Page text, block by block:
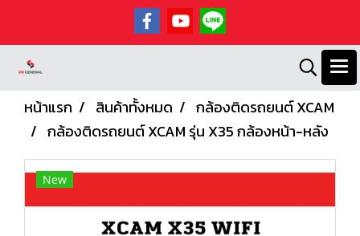
หน้าแรก สินค้าทั้งหมด
กล้องติดรถยนต์ XCAM
กล้องติดรถยนต์ XCAM รุ่น X35 กล้องหน้า-หลัง
New